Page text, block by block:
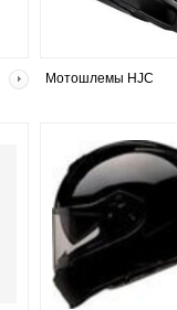
Мотошлемы HJC